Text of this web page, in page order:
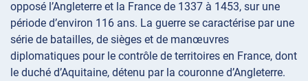
opposé l’Angleterre et la France de 1337 à 1453, sur une
période d’environ 116 ans. La guerre se caractérise par une
série de batailles, de sièges et de manœuvres
diplomatiques pour le contrôle de territoires en France, dont
le duché d’Aquitaine, détenu par la couronne d’Angleterre.